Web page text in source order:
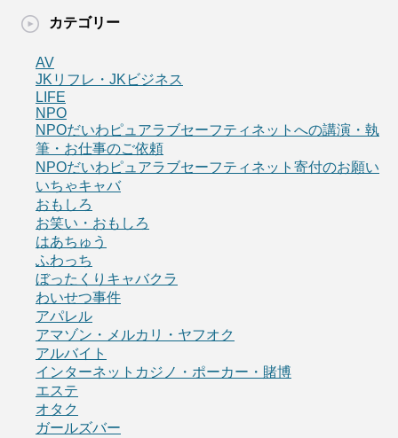
カテゴリー
AV
JKリフレ・JKビジネス
LIFE
NPO
NPOだいわピュアラブセーフティネットへの講演・執
筆・お仕事のご依頼
NPOだいわピュアラブセーフティネット寄付のお願い
いちゃキャバ
おもしろ
お笑い・おもしろ
はあちゅう
ふわっち
ぼったくりキャバクラ
わいせつ事件
アパレル
アマゾン・メルカリ・ヤフオク
アルバイト
インターネットカジノ・ポーカー・賭博
エステ
オタク
ガールズバー